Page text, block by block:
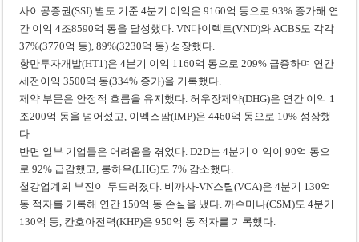
사이공증권(SSI) 별도 기준 4분기 이익은 9160억 동으로 93% 증가해 연
간 이익 4조8590억 동을 달성했다. VN다이렉트(VND)와 ACBS도 각각
37%(3770억 동), 89%(3230억 동) 성장했다.
항만투자개발(HT1)은 4분기 이익 1160억 동으로 209% 급증하며 연간
세전이익 3500억 동(334% 증가)을 기록했다.
제약 부문은 안정적 흐름을 유지했다. 허우장제약(DHG)은 연간 이익 1
조200억 동을 넘어섰고, 이멕스팜(IMP)은 4460억 동으로 10% 성장했
다.
반면 일부 기업들은 어려움을 겪었다. D2D는 4분기 이익이 90억 동으
로 92% 급감했고, 롱하우(LHG)도 7% 감소했다.
철강업계의 부진이 두드러졌다. 비까사-VN스틸(VCA)은 4분기 130억
동 적자를 기록해 연간 150억 동 손실을 냈다. 까수미나(CSM)도 4분기
130억 동, 칸호아전력(KHP)은 950억 동 적자를 기록했다.